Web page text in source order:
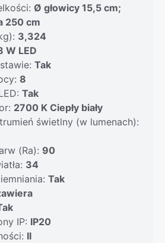
Ø głowicy 15,5 cm;
250 cm
3,324
W LED
Tak
8
Tak
2700 K Ciepły biały
świetlny (w lumenach):
(Ra): 90
34
Tak
IP: IP20
II